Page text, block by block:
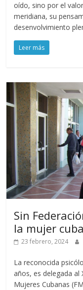
oído, sino por el
meridiana, su
desenvolvimiento
Leer más
Sin
la mujer
23 febrero, 2024
La reconocida
años, es delegada al
Mujeres Cubanas